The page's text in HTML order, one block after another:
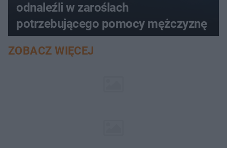
odnaleźli w zaroślach
potrzebującego pomocy mężczyznę
ZOBACZ WIĘCEJ